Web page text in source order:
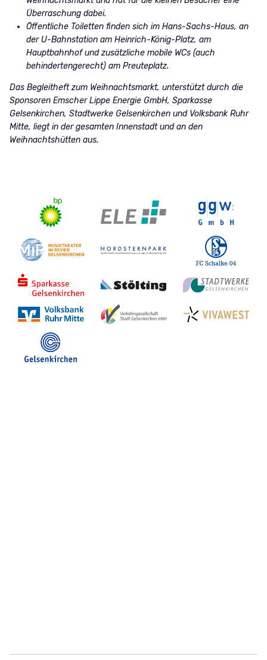
Überraschung dabei.
Öffentliche Toiletten finden sich im Hans-Sachs-Haus, an
der U-Bahnstation am Heinrich-König-Platz, am
Hauptbahnhof und zusätzliche mobile WCs (auch
behindertengerecht) am Preuteplatz.
Das Begleitheft zum Weihnachtsmarkt, unterstützt durch die
Sponsoren Emscher Lippe Energie GmbH, Sparkasse
Gelsenkirchen, Stadtwerke Gelsenkirchen und Volksbank Ruhr
Mitte, liegt in der gesamten Innenstadt und an den
Weihnachtshütten aus.